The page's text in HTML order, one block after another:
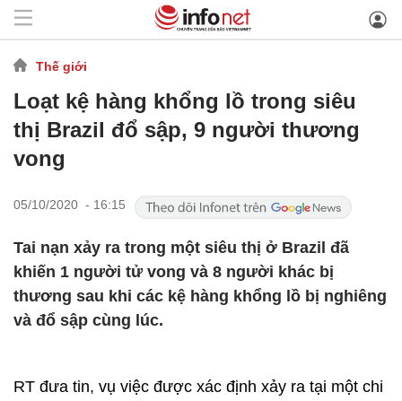
Thế giới
Loạt kệ hàng khổng lồ trong siêu
thị Brazil đổ sập, 9 người thương
vong
05/10/2020 - 16:15
Tai nạn xảy ra trong một siêu thị ở Brazil đã
khiến 1 người tử vong và 8 người khác bị
thương sau khi các kệ hàng khổng lồ bị nghiêng
và đổ sập cùng lúc.
RT đưa tin, vụ việc được xác định xảy ra tại một chi